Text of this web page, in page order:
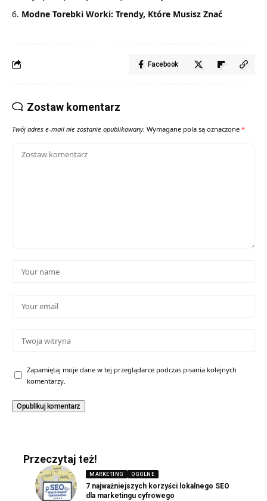
Modne Torebki Worki: Trendy, Które Musisz Znać
Facebook
Zostaw komentarz
Twój adres e-mail nie zostanie opublikowany. Wymagane pola są oznaczone *
Zapamiętaj moje dane w tej przeglądarce podczas pisania kolejnych
komentarzy.
Przeczytaj też!
MARKETING OGOLNE
7 najważniejszych korzyści lokalnego SEO
dla marketingu cyfrowego